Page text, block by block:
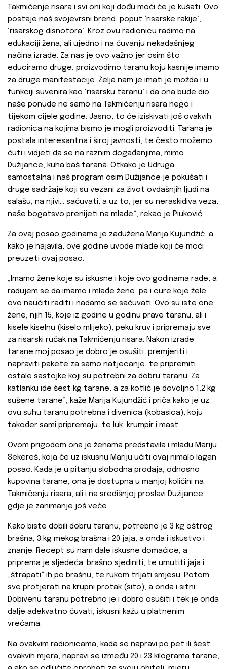
Takmičenje risara i svi oni koji dođu moći će je kušati. Ovo
postaje naš svojevrsni brend, poput ‘risarske rakije’,
‘risarskog disnotora’. Kroz ovu radionicu radimo na
edukaciji žena, ali ujedno i na čuvanju nekadašnjeg
načina izrade. Za nas je ovo važno jer osim što
educiramo druge, proizvodimo taranu koju kasnije imamo
za druge manifestacije. Želja nam je imati je možda i u
funkciji suvenira kao ‘risarsku taranu’ i da ona bude dio
naše ponude ne samo na Takmičenju risara nego i
tijekom cijele godine. Jasno, to će iziskivati još ovakvih
radionica na kojima bismo je mogli proizvoditi. Tarana je
postala interesantna i široj javnosti, te često možemo
čuti i vidjeti da se na raznim događanjima, mimo
Dužijance, kuha baš tarana. Otkako je Udruga
samostalna i naš program osim Dužijance je pokušati i
druge sadržaje koji su vezani za život ovdašnjih ljudi na
salašu, na njivi... sačuvati, a uz to, jer su neraskidiva veza,
naše bogatsvo prenijeti na mlade“, rekao je Piuković.
Za ovaj posao godinama je zadužena Marija Kujundžić, a
kako je najavila, ove godine uvode mlade koji će moći
preuzeti ovaj posao.
„Imamo žene koje su iskusne i koje ovo godinama rade, a
radujem se da imamo i mlađe žene, pa i cure koje žele
ovo naučiti raditi i nadamo se sačuvati. Ovo su iste one
žene, njih 15, koje iz godine u godinu prave taranu, ali i
kisele kiselnu (kiselo mlijeko), peku kruv i pripremaju sve
za risarski ručak na Takmičenju risara. Nakon izrade
tarane moj posao je dobro je osušiti, premjeriti i
napraviti pakete za samo natjecanje, te pripremiti
ostale sastojke koji su potrebni za dobru taranu. Za
katlanku ide šest kg tarane, a za kotlić je dovoljno 1,2 kg
sušene tarane“, kaže Marija Kujundžić i priča kako je uz
ovu suhu taranu potrebna i divenica (kobasica), koju
također sami pripremaju, te luk, krumpir i mast.
Ovom prigodom ona je ženama predstavila i mladu Mariju
Sekereš, koja će uz iskusnu Mariju učiti ovaj nimalo lagan
posao. Kada je u pitanju slobodna prodaja, odnosno
kupovina tarane, ona je dostupna u manjoj količini na
Takmičenju risara, ali i na središnjoj proslavi Dužijance
gdje je zanimanje još veće.
Kako biste dobili dobru taranu, potrebno je 3 kg oštrog
brašna, 3 kg mekog brašna i 20 jaja, a onda i iskustvo i
znanje. Recept su nam dale iskusne domaćice, a
priprema je sljedeća: brašno sjediniti, te umutiti jaja i
„štrapati“ ih po brašnu, te rukom trljati smjesu. Potom
sve protjerati na krupni protak (sito), a onda i sitni.
Dobivenu taranu potrebno je i dobro osušiti i tek je onda
dalje adekvatno čuvati, iskusni kažu u platnenim
vrećama.
Na ovakvim radionicama, kada se napravi po pet ili šest
ovakvih mjera, napravi se između 20 i 23 kilograma tarane,